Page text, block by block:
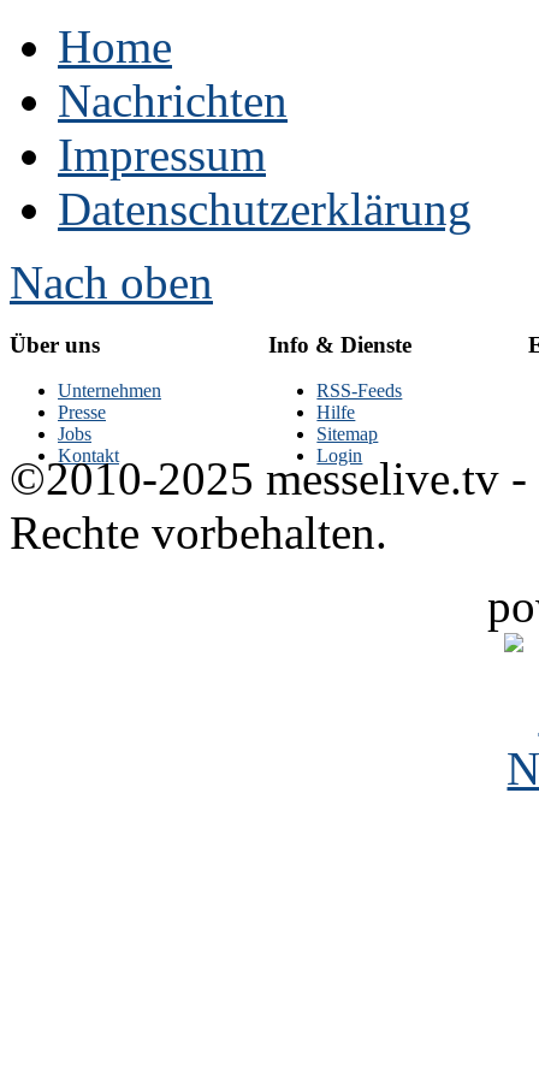
Home
Nachrichten
Impressum
Datenschutzerklärung
Nach oben
Über uns
Unternehmen
Presse
Jobs
Kontakt
Info & Dienste
RSS-Feeds
Hilfe
Sitemap
Login
©2010-2025 messelive.tv -
Rechte vorbehalten.